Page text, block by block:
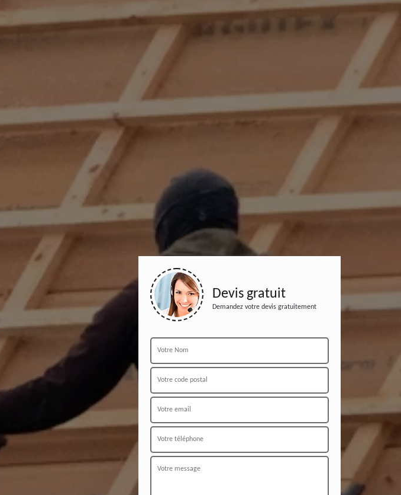
Devis gratuit
Demandez votre devis gratuitement